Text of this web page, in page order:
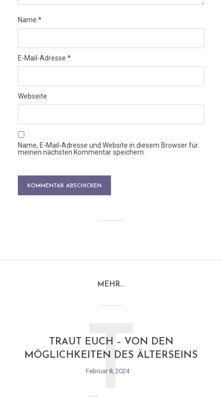
Name *
E-Mail-Adresse *
Webseite
Name, E-Mail-Adresse und Website in diesem Browser für
meinen nächsten Kommentar speichern.
MEHR…
TRAUT EUCH – VON DEN
MÖGLICHKEITEN DES ÄLTERSEINS
Februar 8, 2024
T